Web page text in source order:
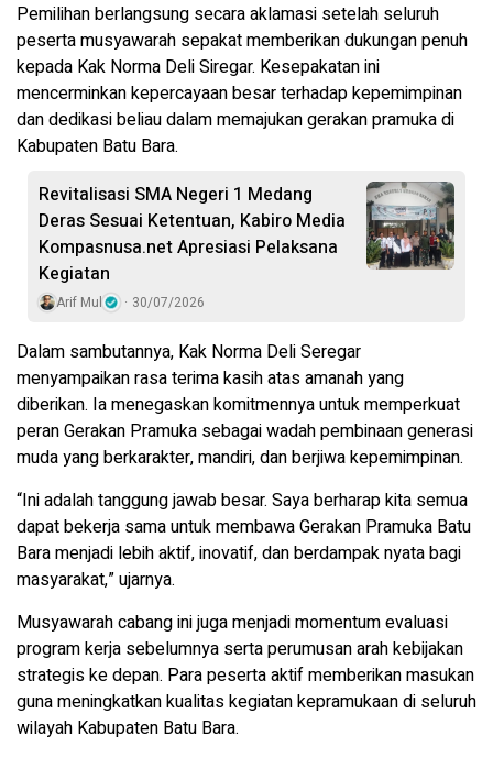
Pemilihan berlangsung secara aklamasi setelah seluruh
peserta musyawarah sepakat memberikan dukungan penuh
kepada Kak Norma Deli Siregar. Kesepakatan ini
mencerminkan kepercayaan besar terhadap kepemimpinan
dan dedikasi beliau dalam memajukan gerakan pramuka di
Kabupaten Batu Bara.
Revitalisasi SMA Negeri 1 Medang
Deras Sesuai Ketentuan, Kabiro Media
Kompasnusa.net Apresiasi Pelaksana
Kegiatan
Arif Mul 30/07/2026
Dalam sambutannya, Kak Norma Deli Seregar
menyampaikan rasa terima kasih atas amanah yang
diberikan. Ia menegaskan komitmennya untuk memperkuat
peran Gerakan Pramuka sebagai wadah pembinaan generasi
muda yang berkarakter, mandiri, dan berjiwa kepemimpinan.
“Ini adalah tanggung jawab besar. Saya berharap kita semua
dapat bekerja sama untuk membawa Gerakan Pramuka Batu
Bara menjadi lebih aktif, inovatif, dan berdampak nyata bagi
masyarakat,” ujarnya.
Musyawarah cabang ini juga menjadi momentum evaluasi
program kerja sebelumnya serta perumusan arah kebijakan
strategis ke depan. Para peserta aktif memberikan masukan
guna meningkatkan kualitas kegiatan kepramukaan di seluruh
wilayah Kabupaten Batu Bara.